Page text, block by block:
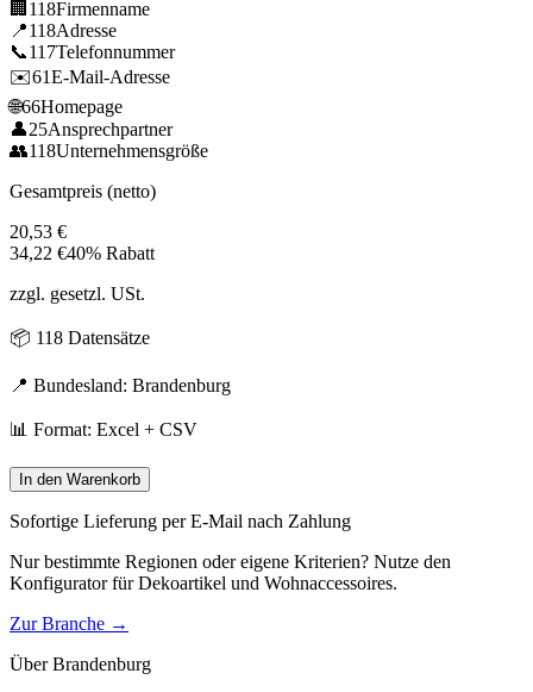
🏢 118Firmenname
📍118Adresse
📞117Telefonnummer
✉️61E-Mail-Adresse
🌐66Homepage
👤25Ansprechpartner
👥118Unternehmensgröße
Gesamtpreis (netto)
20,53 €
34,22 €40% Rabatt
zzgl. gesetzl. USt.
📦 118 Datensätze
📍 Bundesland: Brandenburg
📊 Format: Excel + CSV
In den Warenkorb
Sofortige Lieferung per E-Mail nach Zahlung
Nur bestimmte Regionen oder eigene Kriterien? Nutze den
Konfigurator fürDekoartikel und Wohnaccessoires.
Zur Branche →
ÜberBrandenburg